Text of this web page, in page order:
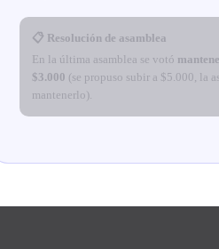
📋 Resolución de asamblea
En la última asamblea se votó
$3.000 (se propuso subir a $5.000, la
mantenerlo).